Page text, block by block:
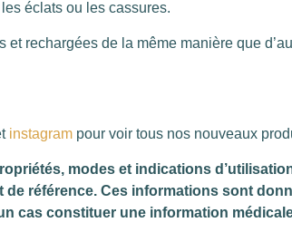
éclats ou les cassures.
et rechargées de la même manière que
instagram pour voir tous nos nouveaux
modes et indications
de référence. Ces informations sont
cas constituer une information